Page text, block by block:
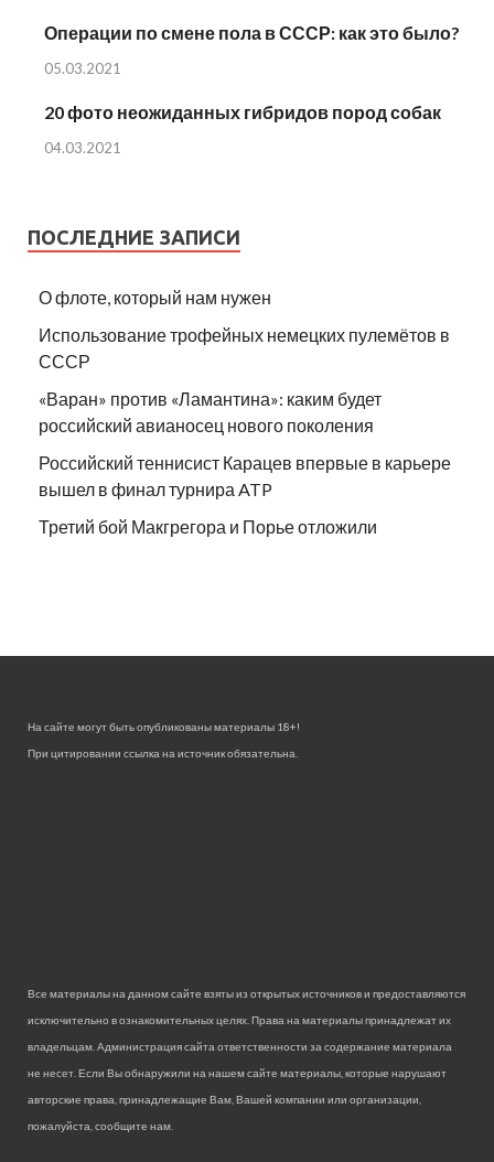
Операции по смене пола в СССР: как это было?
05.03.2021
20 фото неожиданных гибридов пород собак
04.03.2021
ПОСЛЕДНИЕ ЗАПИСИ
О флоте, который нам нужен
Использование трофейных немецких пулемётов в
СССР
«Варан» против «Ламантина»: каким будет
российский авианосец нового поколения
Российский теннисист Карацев впервые в карьере
вышел в финал турнира ATP
Третий бой Макгрегора и Порье отложили
На сайте могут быть опубликованы материалы 18+!
При цитировании ссылка на источник обязательна.
Все материалы на данном сайте взяты из открытых источников и предоставляются
исключительно в ознакомительных целях. Права на материалы принадлежат их
владельцам. Администрация сайта ответственности за содержание материала
не несет. Если Вы обнаружили на нашем сайте материалы, которые нарушают
авторские права, принадлежащие Вам, Вашей компании или организации,
пожалуйста, сообщите нам.